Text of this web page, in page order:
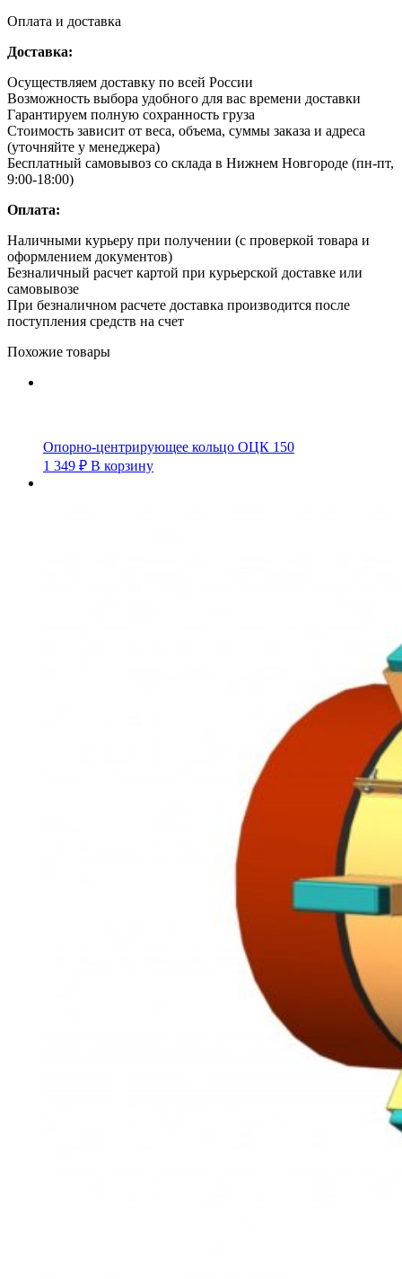
Оплата и доставка
Доставка:
Осуществляем доставку по всей России
Возможность выбора удобного для вас времени доставки
Гарантируем полную сохранность груза
Стоимость зависит от веса, объема, суммы заказа и адреса
(уточняйте у менеджера)
Бесплатный самовывоз со склада в Нижнем Новгороде (пн-пт,
9:00-18:00)
Оплата:
Наличными курьеру при получении (с проверкой товара и
оформлением документов)
Безналичный расчет картой при курьерской доставке или
самовывозе
При безналичном расчете доставка производится после
поступления средств на счет
Похожие товары
Опорно-центрирующее кольцо ОЦК 150
1 349 ₽ В корзину